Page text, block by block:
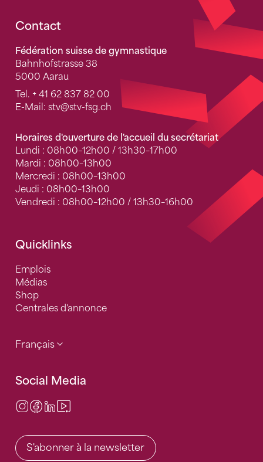
Fusszeile
Contact
Fédération suisse de gymnastique
Bahnhofstrasse 38
5000 Aarau
Tel. + 41 62 837 82 00
E-Mail: stv@stv-fsg.ch
Horaires d'ouverture de l'accueil du secrétariat
Lundi : 08h00–12h00 / 13h30–17h00
Mardi : 08h00–13h00
Mercredi : 08h00–13h00
Jeudi : 08h00–13h00
Vendredi : 08h00–12h00 / 13h30–16h00
Quicklinks
Emplois
Médias
Shop
Centrales d'annonce
Français
Social Media
Instagram
Facebook
LinkedIn
S'abonner à la newsletter